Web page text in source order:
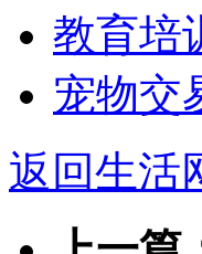
教育培
宠物交
返回生活